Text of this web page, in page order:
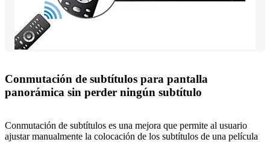
Conmutación de subtítulos para pantalla
panorámica sin perder ningún subtítulo
Conmutación de subtítulos es una mejora que permite al usuario
ajustar manualmente la colocación de los subtítulos de una película